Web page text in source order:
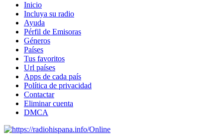
Inicio
Incluya su radio
Ayuda
Pérfil de Emisoras
Géneros
Países
Tus favoritos
Url países
Apps de cada país
Política de privacidad
Contactar
Eliminar cuenta
DMCA
Online